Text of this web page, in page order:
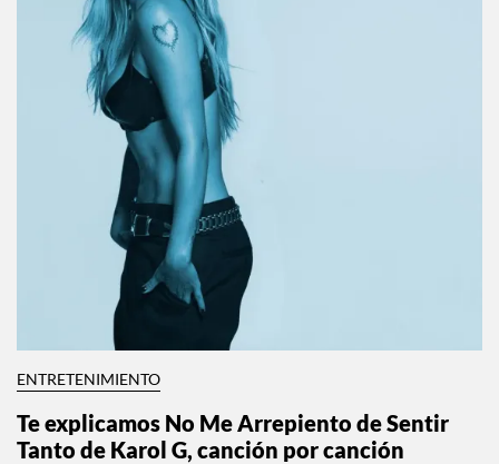
ENTRETENIMIENTO
Te explicamos No Me Arrepiento de Sentir
Tanto de Karol G, canción por canción